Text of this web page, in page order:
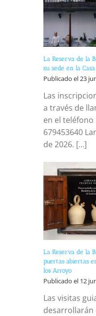
La Reserva de la
su sede en la
Publicado el 23
Las
a través de
en el
679453640
de 2026. [...]
La Reserva de la
puertas abiertas
los Arroyo
Publicado el 12
Las visitas
desarrollarán